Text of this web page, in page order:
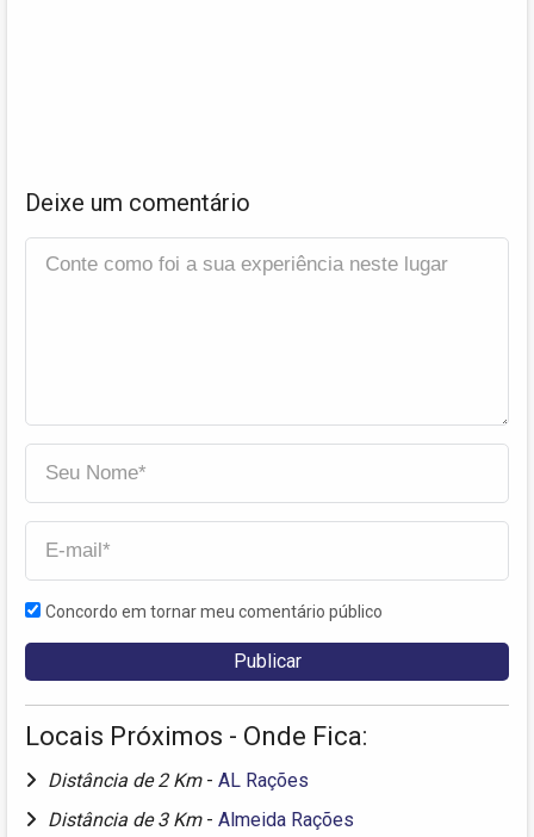
Deixe um comentário
Concordo em tornar meu comentário público
Locais Próximos - Onde Fica:
Distância de 2 Km - AL Rações
Distância de 3 Km - Almeida Rações